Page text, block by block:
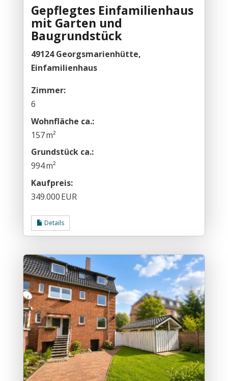
Gepflegtes Einfamilienhaus
mit Garten und
Baugrundstück
49124 Georgsmarienhütte,
Einfamilienhaus
Zimmer:
6
Wohnfläche ca.:
157 m²
Grund­stück ca.:
994 m²
Kaufpreis:
349.000 EUR
Details